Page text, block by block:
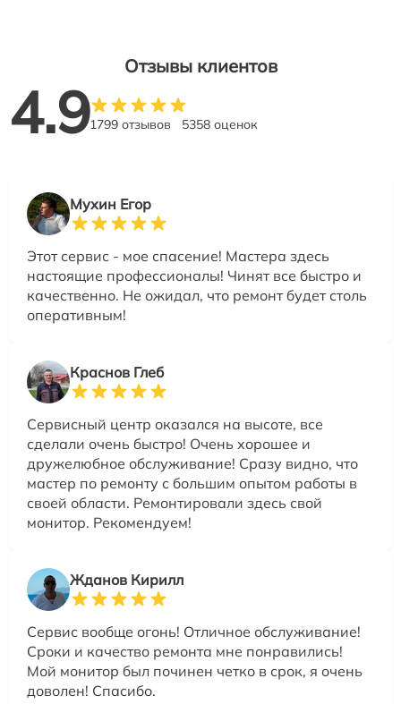
Отзывы клиентов
4.91799 отзывов 5358 оценок
Мухин Егор
Этот сервис - мое спасение! Мастера здесь
настоящие профессионалы! Чинят все быстро и
качественно. Не ожидал, что ремонт будет столь
оперативным!
Краснов Глеб
Сервисный центр оказался на высоте, все
сделали очень быстро! Очень хорошее и
дружелюбное обслуживание! Сразу видно, что
мастер по ремонту с большим опытом работы в
своей области. Ремонтировали здесь свой
монитор. Рекомендуем!
Жданов Кирилл
Сервис вообще огонь! Отличное обслуживание!
Сроки и качество ремонта мне понравились!
Мой монитор был починен четко в срок, я очень
доволен! Спасибо.